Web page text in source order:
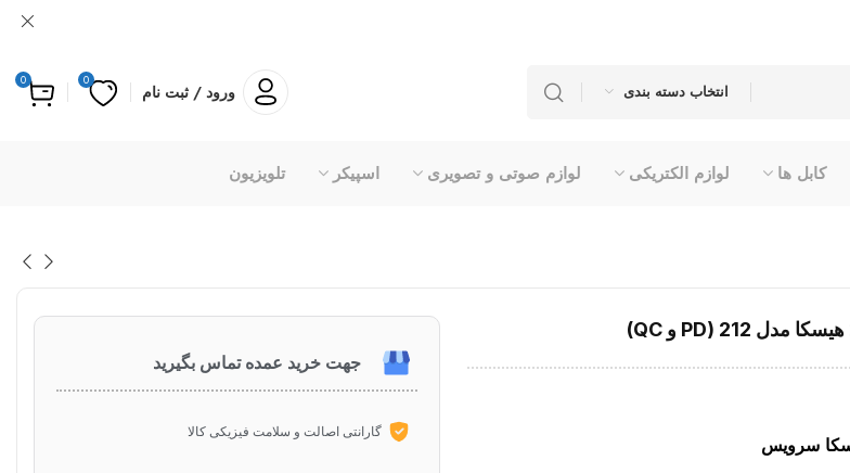
انتخاب دسته بندی ورود / ثبت نام
0
0
کابل ها لوازم الکتریکی لوازم صوتی و تصویری اسپیکر تلویزیون
جهت خرید عمده تماس بگیرید
گارانتی اصالت و سلامت فیزیکی کالا